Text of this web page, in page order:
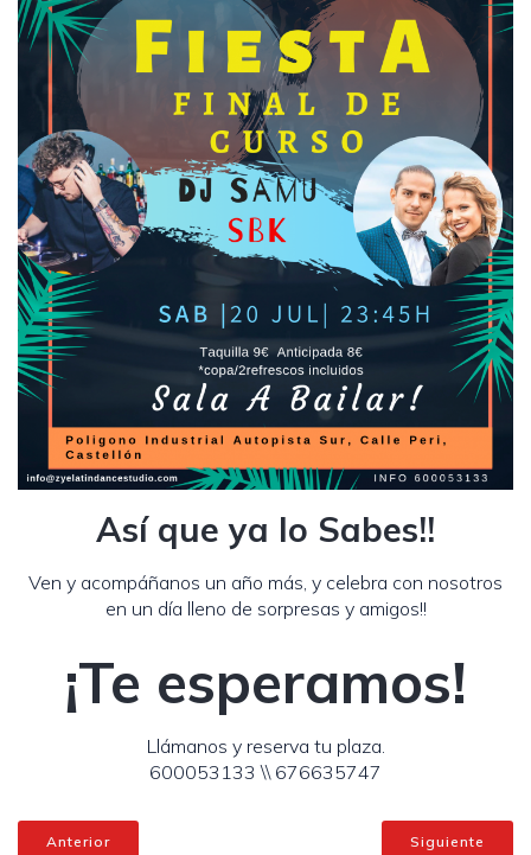
Así que ya lo Sabes!!
Ven y acompáñanos un año más, y celebra con nosotros
en un día lleno de sorpresas y amigos!!
¡Te esperamos!
Llámanos y reserva tu plaza.
600053133 \\ 676635747
Anterior Siguiente